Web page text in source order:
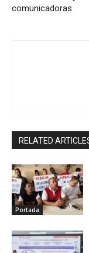
comunicadoras
RELATED
Portada